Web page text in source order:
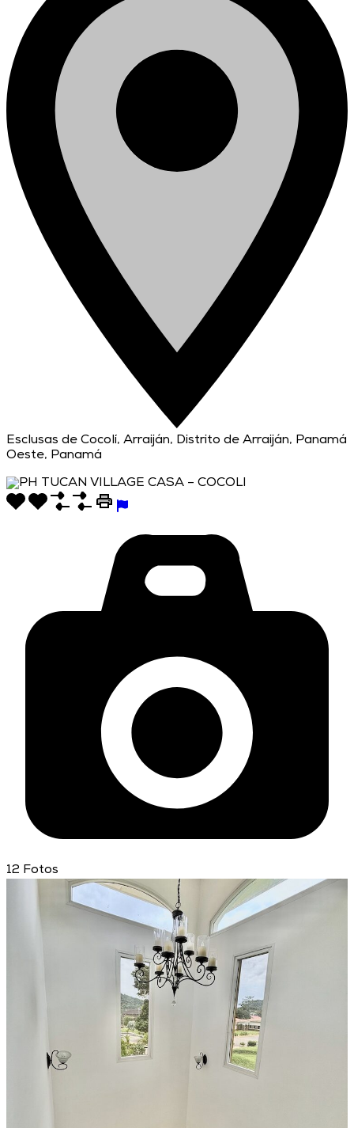
Esclusas de Cocolí, Arraiján, Distrito de Arraiján, Panamá
Oeste, Panamá
12 Fotos